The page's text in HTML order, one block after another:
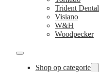
Trident Dental
Visiano
W&H
Woodpecker
Shop op categorie